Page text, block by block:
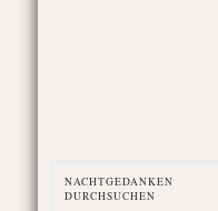
NACHTGEDANKEN
DURCHSUCHEN